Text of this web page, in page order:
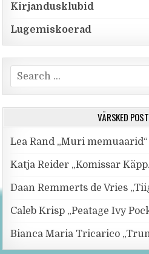
Kirjandusklubid
Lugemiskoerad
Search for:
VÄRSKED
Lea Rand „Muri memuaarid“
Katja Reider „Komissar
Daan Remmerts de Vries
Caleb Krisp „Peatage Ivy
Bianca Maria Tricarico